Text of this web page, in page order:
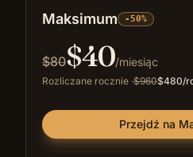
Maksimum -50%
$80$40/miesiąc
Rozliczane rocznie ·$960$480/
Przejdź na